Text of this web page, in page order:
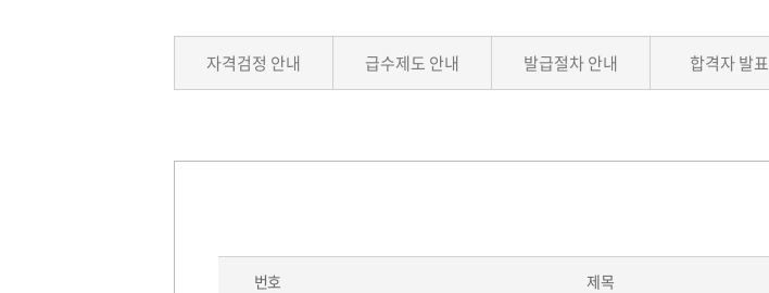
자격검정 안내 급수제도 안내 발급절차 안내 합격자 발표
번호 제목